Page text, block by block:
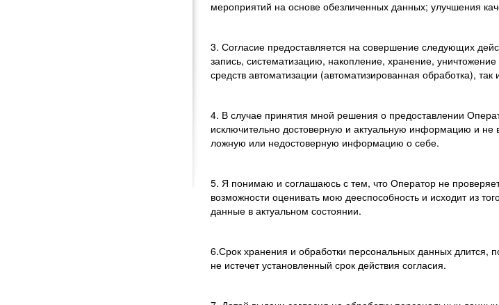
мероприятий на основе обезличенных данных; улучшения
3. Согласие предоставляется на совершение следующих
запись, систематизацию, накопление, хранение,
средств автоматизации (автоматизированная обработка),
4. В случае принятия мной решения о предоставлении
исключительно достоверную и актуальную информацию и не
ложную или недостоверную информацию о себе.
5. Я понимаю и соглашаюсь с тем, что Оператор не
возможности оценивать мою дееспособность и исходит из
данные в актуальном состоянии.
6.Срок хранения и обработки персональных данных длится,
не истечет установленный срок действия согласия.